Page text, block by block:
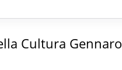
Cultura Gennaro